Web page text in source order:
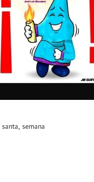
santa, semana